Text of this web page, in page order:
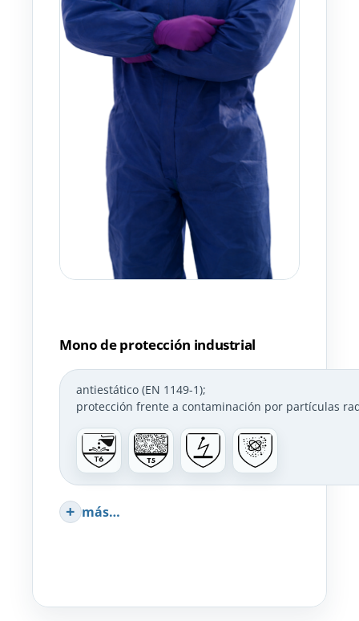
Mono de protección industrial
antiestático (EN 1149-1);
protección frente a contaminación por partículas
más…